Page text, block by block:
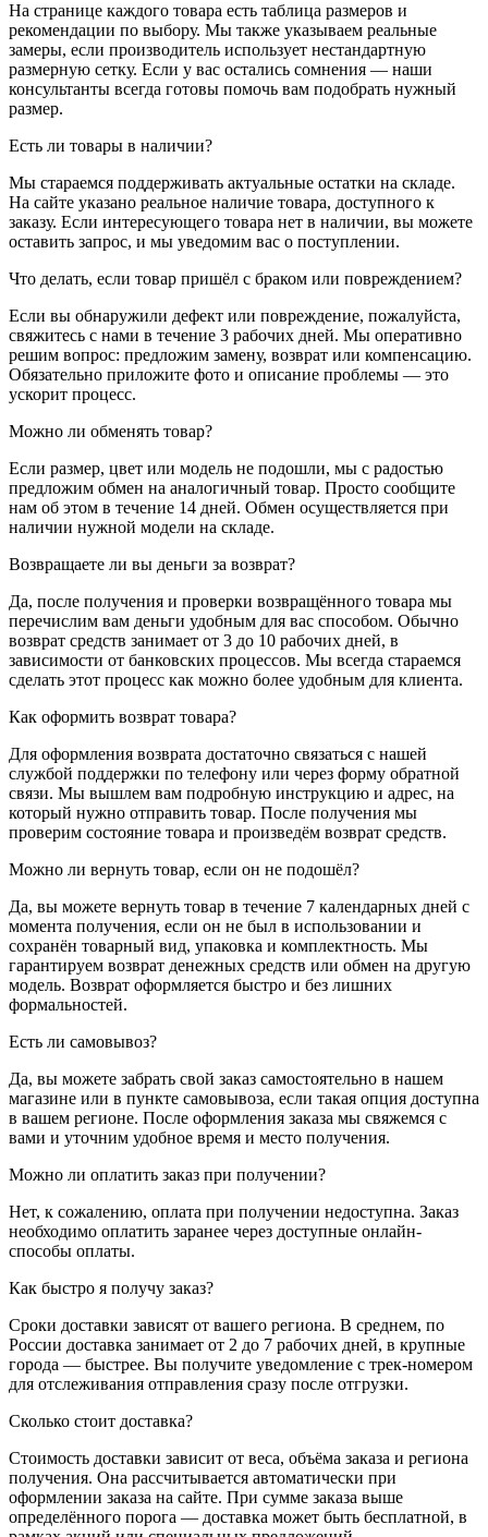
На странице каждого товара есть таблица размеров и
рекомендации по выбору. Мы также указываем реальные
замеры, если производитель использует нестандартную
размерную сетку. Если у вас остались сомнения — наши
консультанты всегда готовы помочь вам подобрать нужный
размер.
Есть ли товары в наличии?
Мы стараемся поддерживать актуальные остатки на складе.
На сайте указано реальное наличие товара, доступного к
заказу. Если интересующего товара нет в наличии, вы можете
оставить запрос, и мы уведомим вас о поступлении.
Что делать, если товар пришёл с браком или повреждением?
Если вы обнаружили дефект или повреждение, пожалуйста,
свяжитесь с нами в течение 3 рабочих дней. Мы оперативно
решим вопрос: предложим замену, возврат или компенсацию.
Обязательно приложите фото и описание проблемы — это
ускорит процесс.
Можно ли обменять товар?
Если размер, цвет или модель не подошли, мы с радостью
предложим обмен на аналогичный товар. Просто сообщите
нам об этом в течение 14 дней. Обмен осуществляется при
наличии нужной модели на складе.
Возвращаете ли вы деньги за возврат?
Да, после получения и проверки возвращённого товара мы
перечислим вам деньги удобным для вас способом. Обычно
возврат средств занимает от 3 до 10 рабочих дней, в
зависимости от банковских процессов. Мы всегда стараемся
сделать этот процесс как можно более удобным для клиента.
Как оформить возврат товара?
Для оформления возврата достаточно связаться с нашей
службой поддержки по телефону или через форму обратной
связи. Мы вышлем вам подробную инструкцию и адрес, на
который нужно отправить товар. После получения мы
проверим состояние товара и произведём возврат средств.
Можно ли вернуть товар, если он не подошёл?
Да, вы можете вернуть товар в течение 7 календарных дней с
момента получения, если он не был в использовании и
сохранён товарный вид, упаковка и комплектность. Мы
гарантируем возврат денежных средств или обмен на другую
модель. Возврат оформляется быстро и без лишних
формальностей.
Есть ли самовывоз?
Да, вы можете забрать свой заказ самостоятельно в нашем
магазине или в пункте самовывоза, если такая опция доступна
в вашем регионе. После оформления заказа мы свяжемся с
вами и уточним удобное время и место получения.
Можно ли оплатить заказ при получении?
Нет, к сожалению, оплата при получении недоступна. Заказ
необходимо оплатить заранее через доступные онлайн-
способы оплаты.
Как быстро я получу заказ?
Сроки доставки зависят от вашего региона. В среднем, по
России доставка занимает от 2 до 7 рабочих дней, в крупные
города — быстрее. Вы получите уведомление с трек-номером
для отслеживания отправления сразу после отгрузки.
Сколько стоит доставка?
Стоимость доставки зависит от веса, объёма заказа и региона
получения. Она рассчитывается автоматически при
оформлении заказа на сайте. При сумме заказа выше
определённого порога — доставка может быть бесплатной, в